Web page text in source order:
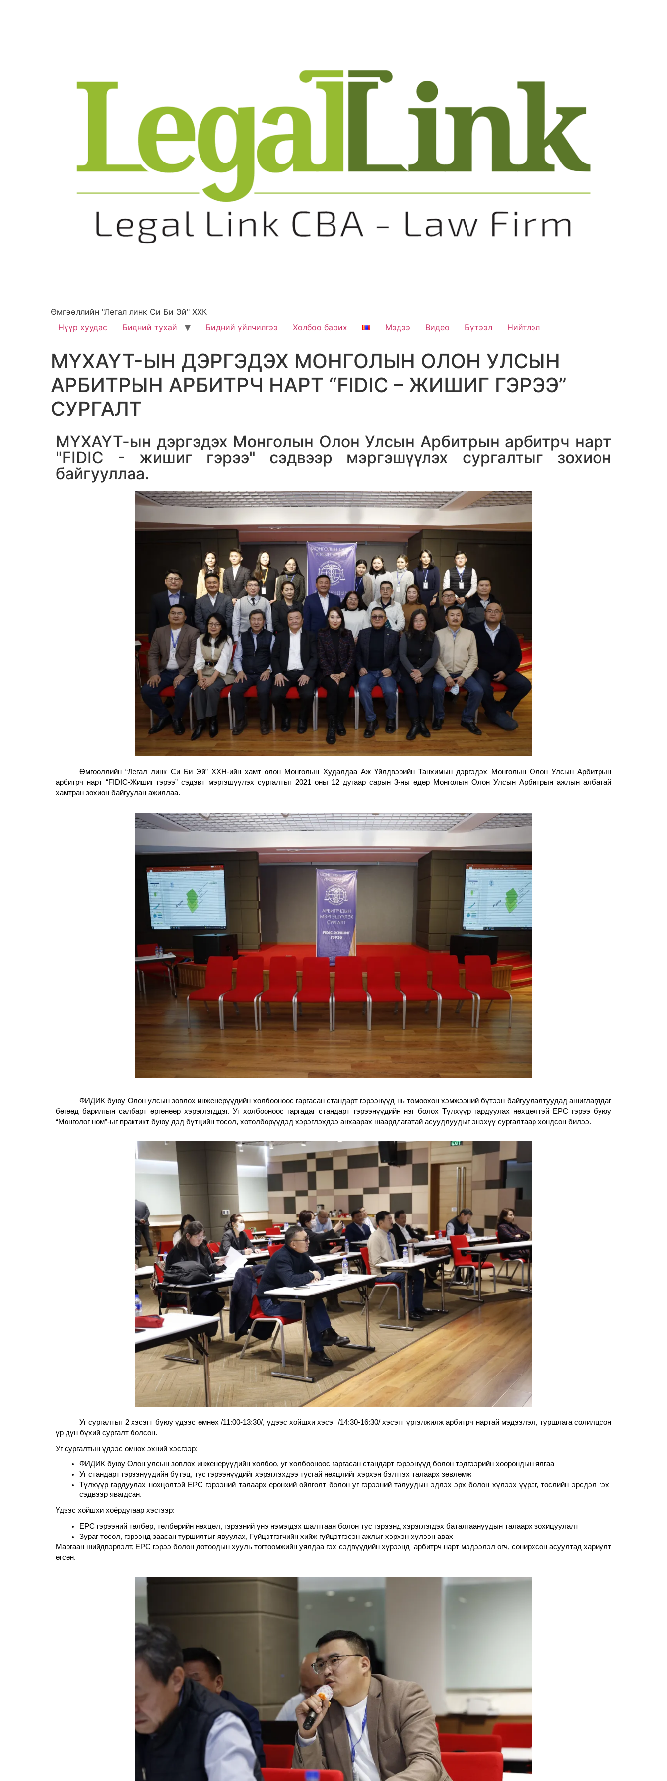
Өмгөөллийн "Легал линк Си Би Эй" ХХК
Нүүр хуудас
Бидний тухай Бидний үйлчилгээ Холбоо барих Мэдээ Видео Бүтээл Нийтлэл
МҮХАҮТ-ЫН ДЭРГЭДЭХ МОНГОЛЫН ОЛОН УЛСЫН
АРБИТРЫН АРБИТРЧ НАРТ “FIDIC – ЖИШИГ ГЭРЭЭ”
СУРГАЛТ
МҮХАҮТ-ын дэргэдэх Монголын Олон Улсын Арбитрын арбитрч нарт
"FIDIC - жишиг гэрээ" сэдвээр мэргэшүүлэх сургалтыг зохион
байгууллаа.
Өмгөөллийн “Легал линк Си Би Эй” ХХН-ийн хамт олон Монголын Худалдаа Аж Үйлдвэрийн Танхимын дэргэдэх Монголын Олон Улсын Арбитрын
арбитрч нарт “FIDIC-Жишиг гэрээ” сэдэвт мэргэшүүлэх сургалтыг 2021 оны 12 дугаар сарын 3-ны өдөр Монголын Олон Улсын Арбитрын ажлын албатай
хамтран зохион байгуулан ажиллаа.
ФИДИК буюу Олон улсын зөвлөх инженерүүдийн холбооноос гаргасан стандарт гэрээнүүд нь томоохон хэмжээний бүтээн байгуулалтуудад ашиглагддаг
бөгөөд барилгын салбарт өргөнөөр хэрэглэгддэг. Уг холбооноос гаргадаг стандарт гэрээнүүдийн нэг болох Түлхүүр гардуулах нөхцөлтэй EPC гэрээ буюу
“Мөнгөлөг ном”-ыг практикт буюу дэд бүтцийн төсөл, хөтөлбөрүүдэд хэрэглэхдээ анхаарах шаардлагатай асуудлуудыг энэхүү сургалтаар хөндсөн билээ.
Уг сургалтыг 2 хэсэгт буюу үдээс өмнөх /11:00-13:30/, үдээс хойшхи хэсэг /14:30-16:30/ хэсэгт үргэлжилж арбитрч нартай мэдээлэл, туршлага солилцсон
үр дүн бүхий сургалт болсон.
Уг сургалтын үдээс өмнөх эхний хэсгээр:
ФИДИК буюу Олон улсын зөвлөх инженерүүдийн холбоо, уг холбооноос гаргасан стандарт гэрээнүүд болон тэдгээрийн хоорондын ялгаа
Уг стандарт гэрээнүүдийн бүтэц, тус гэрээнүүдийг хэрэглэхдээ тусгай нөхцлийг хэрхэн бэлтгэх талаарх зөвлөмж
Түлхүүр гардуулах нөхцөлтэй EPC гэрээний талаарх ерөнхий ойлголт болон уг гэрээний талуудын эдлэх эрх болон хүлээх үүрэг, төслийн эрсдэл гэх
сэдвээр явагдсан.
Үдээс хойшхи хоёрдугаар хэсгээр:
EPC гэрээний төлбөр, төлбөрийн нөхцөл, гэрээний үнэ нэмэгдэх шалтгаан болон тус гэрээнд хэрэглэгдэх баталгаануудын талаарх зохицуулалт
Зураг төсөл, гэрээнд заасан туршилтыг явуулах, Гүйцэтгэгчийн хийж гүйцэтгэсэн ажлыг хэрхэн хүлээн авах
Маргаан шийдвэрлэлт, EPC гэрээ болон дотоодын хууль тогтоомжийн уялдаа гэх сэдвүүдийн хүрээнд  арбитрч нарт мэдээлэл өгч, сонирхсон асуултад хариулт
өгсөн.